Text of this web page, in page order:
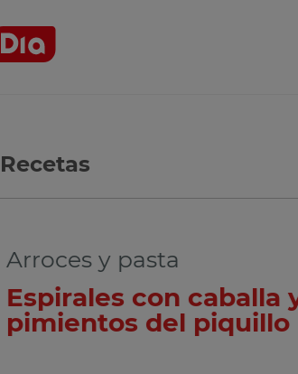
Recetas
Arroces y pasta
Espirales con caballa y
pimientos del piquillo